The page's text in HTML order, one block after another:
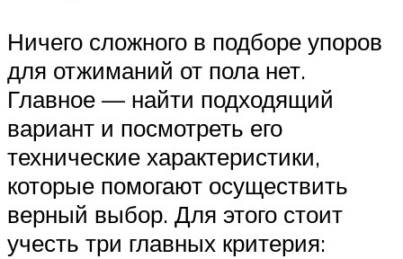
Ничего сложного в подборе упоров
для отжиманий от пола нет.
Главное — найти подходящий
вариант и посмотреть его
технические характеристики,
которые помогают осуществить
верный выбор. Для этого стоит
учесть три главных критерия: